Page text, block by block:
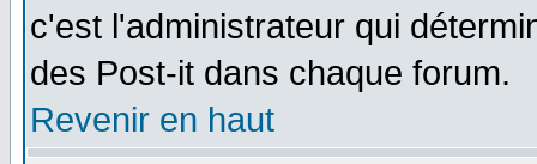
c'est l'administrateur qui
des Post-it dans chaque forum.
Revenir en haut